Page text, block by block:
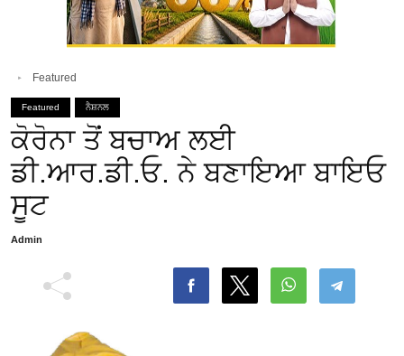
Featured
Featured ਨੈਸ਼ਨਲ
ਕੋਰੋਨਾ ਤੋਂ ਬਚਾਅ ਲਈ
ਡੀ.ਆਰ.ਡੀ.ਓ. ਨੇ ਬਣਾਇਆ ਬਾਇਓ
ਸੂਟ
Admin